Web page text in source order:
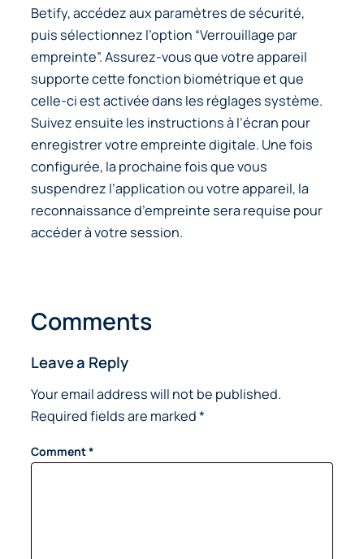
Betify, accédez aux paramètres de sécurité,
puis sélectionnez l’option “Verrouillage par
empreinte”. Assurez-vous que votre appareil
supporte cette fonction biométrique et que
celle-ci est activée dans les réglages système.
Suivez ensuite les instructions à l’écran pour
enregistrer votre empreinte digitale. Une fois
configurée, la prochaine fois que vous
suspendrez l’application ou votre appareil, la
reconnaissance d’empreinte sera requise pour
accéder à votre session.
Comments
Leave a Reply
Your email address will not be published.
Required fields are marked*
Comment*